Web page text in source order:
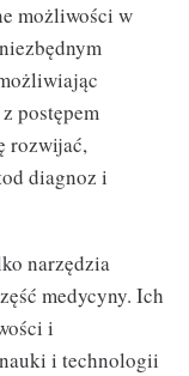
możliwości w
postępem
rozwijać,
diagnoz i
narzędzia
medycyny. Ich
i
i technologii